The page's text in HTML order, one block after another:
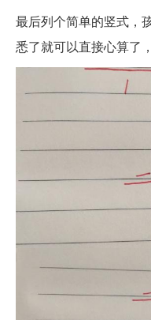
最后列个简单的竖式，
悉了就可以直接心算了